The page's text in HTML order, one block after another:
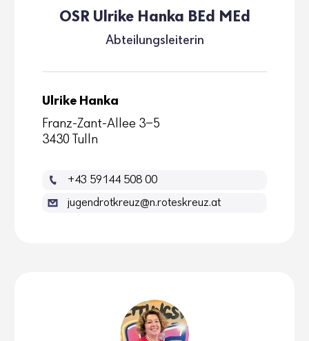
OSR Ulrike Hanka BEd MEd
Abtei­lungs­lei­terin
Ulrike Hanka
Franz-Zant-Allee 3-5
3430 Tulln
+43 59144 508 00
jugendrotkreuz@n.roteskreuz.at